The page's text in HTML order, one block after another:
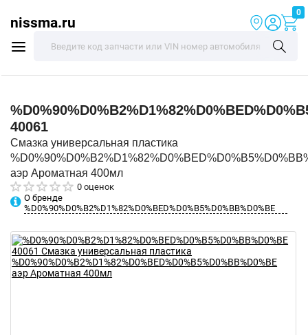
nissma.ru
0
40061
Смазка универсальная пластика
аэр Ароматная 400мл
0 оценок
О бренде
%D0%90%D0%B2%D1%82%D0%BED%D0%B5%D0%BB%D0%BE